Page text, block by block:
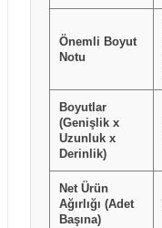
Önemli Boyut
Notu
Boyutlar
(Genişlik x
Uzunluk x
Derinlik)
Net Ürün
Ağırlığı (Adet
Başına)